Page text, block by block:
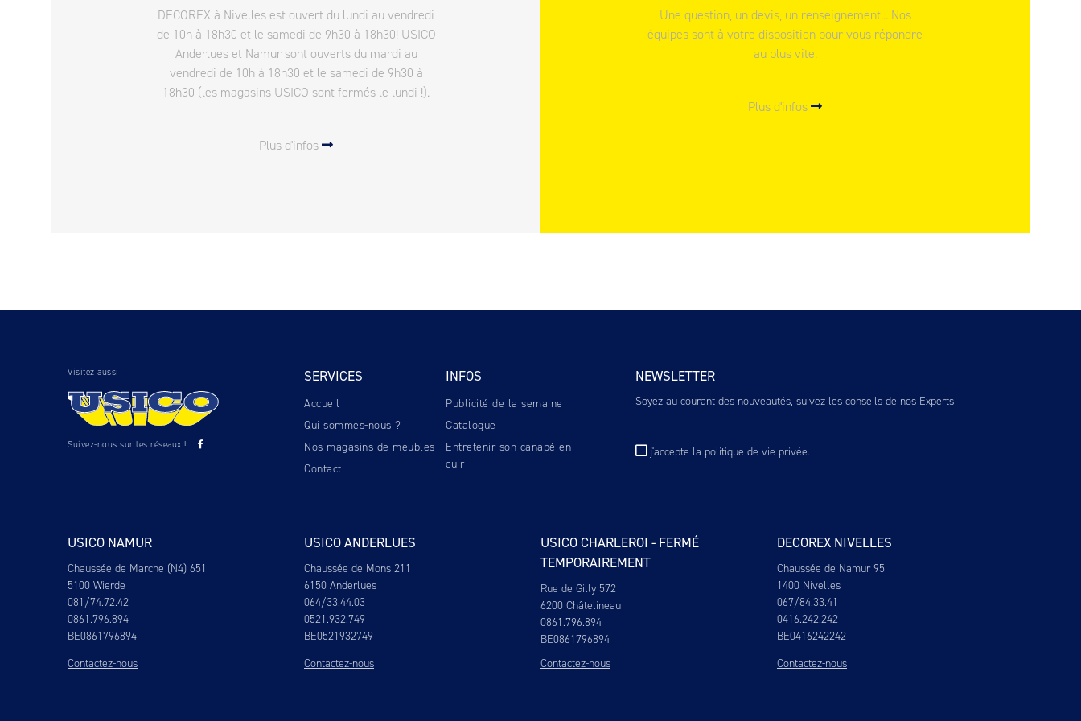
DECOREX à Nivelles est ouvert du lundi au vendredi
de 10h à 18h30 et le samedi de 9h30 à 18h30! USICO
Anderlues et Namur sont ouverts du mardi au
vendredi de 10h à 18h30 et le samedi de 9h30 à
18h30 (les magasins USICO sont fermés le lundi !).
Plus d'infos
Une question, un devis, un renseignement... Nos
équipes sont à votre disposition pour vous répondre
au plus vite.
Plus d'infos
Visitez aussi
Suivez-nous sur les réseaux !
SERVICES
Accueil
Qui sommes-nous ?
Nos magasins de meubles
Contact
INFOS
Publicité de la semaine
Catalogue
Entretenir son canapé en
cuir
NEWSLETTER
Soyez au courant des nouveautés, suivez les conseils de nos Experts
j'accepte la politique de vie privée.
USICO NAMUR
Chaussée de Marche (N4) 651
5100 Wierde
081/74.72.42
0861.796.894
BE0861796894
Contactez-nous
USICO ANDERLUES
Chaussée de Mons 211
6150 Anderlues
064/33.44.03
0521.932.749
BE0521932749
Contactez-nous
USICO CHARLEROI - FERMÉ
TEMPORAIREMENT
Rue de Gilly 572
6200 Châtelineau
0861.796.894
BE0861796894
Contactez-nous
DECOREX NIVELLES
Chaussée de Namur 95
1400 Nivelles
067/84.33.41
0416.242.242
BE0416242242
Contactez-nous